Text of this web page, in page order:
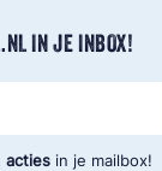
IN JE INBOX!
acties in je mailbox!